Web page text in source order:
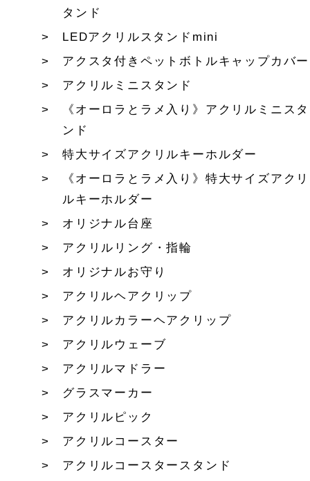
タンド
LEDアクリルスタンドmini
アクスタ付きペットボトルキャップカバー
アクリルミニスタンド
《オーロラとラメ入り》アクリルミニスタ
ンド
特大サイズアクリルキーホルダー
《オーロラとラメ入り》特大サイズアクリ
ルキーホルダー
オリジナル台座
アクリルリング・指輪
オリジナルお守り
アクリルヘアクリップ
アクリルカラーヘアクリップ
アクリルウェーブ
アクリルマドラー
グラスマーカー
アクリルピック
アクリルコースター
アクリルコースタースタンド